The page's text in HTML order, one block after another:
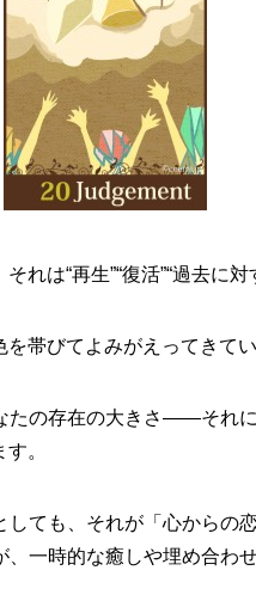
れは“再生”“復活”“過去に
帯びてよみがえってきてい
たの存在の大きさ――それ
。
ても、それが「心からの
一時的な癒しや埋め合わ